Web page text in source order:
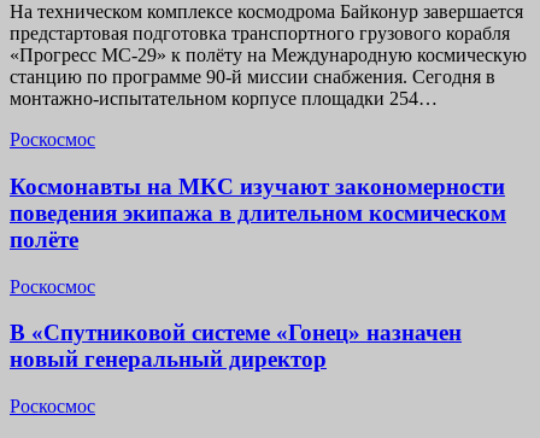
На техническом комплексе космодрома Байконур завершается
предстартовая подготовка транспортного грузового корабля
«Прогресс МС-29» к полёту на Международную космическую
станцию по программе 90-й миссии снабжения. Сегодня в
монтажно-испытательном корпусе площадки 254…
Роскосмос
Космонавты на МКС изучают закономерности
поведения экипажа в длительном космическом
полёте
Роскосмос
В «Спутниковой системе «Гонец» назначен
новый генеральный директор
Роскосмос